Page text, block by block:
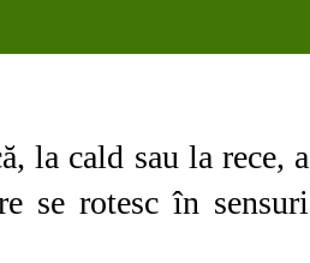
la cald sau la rece, a
se rotesc în sensuri